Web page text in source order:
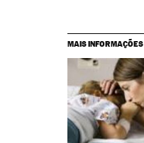
MAIS INFORMAÇÕES